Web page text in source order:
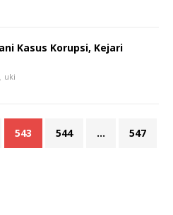
Kasus Korupsi, Kejari
uki
543 544 … 547